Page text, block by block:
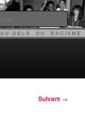
Suivant →